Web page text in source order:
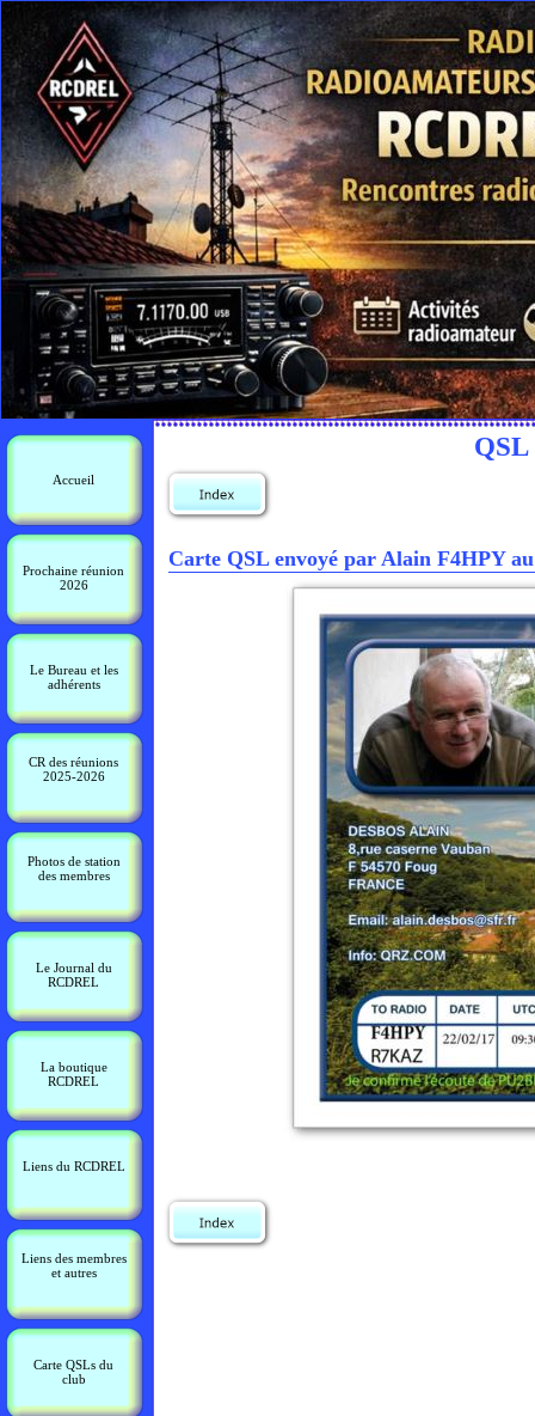
Accueil
Prochaine réunion
2026
Le Bureau et les
adhérents
CR des réunions
2025-2026
Photos de station
des membres
Le Journal du
RCDREL
La boutique
RCDREL
Liens du RCDREL
Liens des membres
et autres
Carte QSLs du
club
Carte QSL envoyé par Alain F4HPY